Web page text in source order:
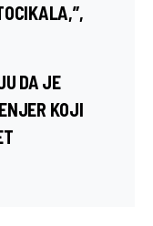
DA JE
KOJI